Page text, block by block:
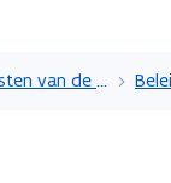
Administratieve diensten van de Vlaamse overheid